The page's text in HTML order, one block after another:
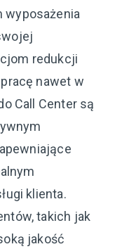
wyposażenia
redukcji
nawet w
Call Center są
klienta.
takich jak
jakość